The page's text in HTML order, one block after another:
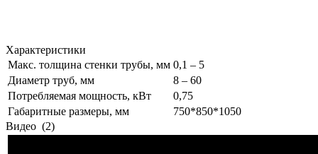
Характеристики
Макс. толщина стенки трубы, мм 0,1 – 5
Диаметр труб, мм
8 – 60
Потребляемая мощность, кВт
0,75
Габаритные размеры, мм
750*850*1050
Видео (2)